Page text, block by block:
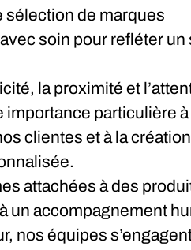
de marques
soin pour refléter un
la proximité et
importance particulière à
clientes et à la création
attachées à des
un accompagnement
nos équipes